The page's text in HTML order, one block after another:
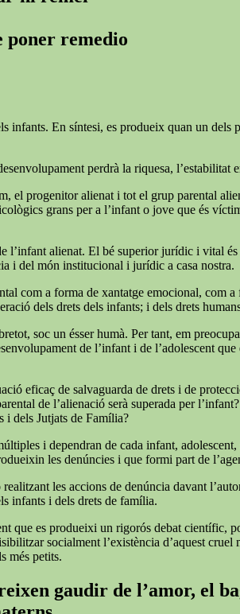
poner remedio
infants. En síntesi, es produeix quan un
perdrà la riquesa,
el progenitor alienat i tot el grup parental
grans per a l’infant o jove que és
alienat. El bé superior jurídic i vital
i del món institucional i jurídic a casa nostra.
com a forma de xantatge emocional,
dels drets dels infants; i dels drets
soc un ésser humà. Per tant, em
de l’infant i de l’adolescent
eficaç de salvaguarda de drets i de
de l’alienació serà superada per
i dels Jutjats de Família?
i dependran de cada infant,
les denúncies i que formi part de
les accions de denúncia davant
infants i dels drets de família.
que es produeixi un rigorós debat
socialment l’existència d’aquest
més petits.
gaudir de l’amor, el